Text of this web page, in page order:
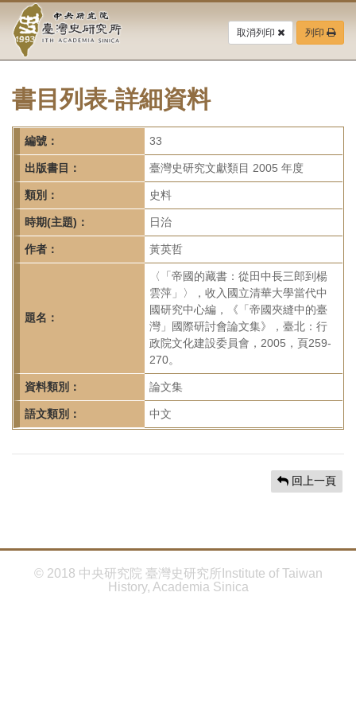
要
中
央
研
究
院-
臺
灣
史
研
所-
頁
取消列印 列印
書目列表-詳細資料
編號： 33
出版書目： 臺灣史研究文獻類目 2005 年度
類別： 史料
時期(主題)： 日治
作者： 黃英哲
題名：
〈「帝國的藏書：從田中長三郎到楊
雲萍」〉，收入國立清華大學當代中
國研究中心編，《「帝國夾縫中的臺
灣」國際研討會論文集》，臺北：行
政院文化建設委員會，2005，頁259-
270。
資料類別： 論文集
語文類別： 中文
回上一頁
© 2018 中央研究院 臺灣史研究所Institute of Taiwan
History, Academia Sinica